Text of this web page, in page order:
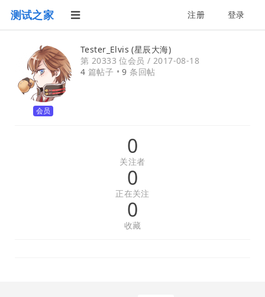
测试之家 注册 登录
会员
Tester_Elvis (星辰大海)
第 20333 位会员 / 2017-08-18
4 篇帖子 •9 条回帖
0
关注者
0
正在关注
0
收藏